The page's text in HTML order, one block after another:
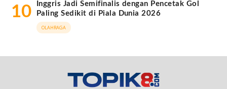
10
Inggris Jadi Semifinalis dengan Pencetak Gol
Paling Sedikit di Piala Dunia 2026
OLAHRAGA